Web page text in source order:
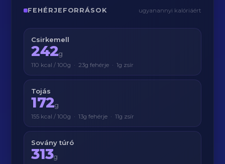
FEHÉRJEFORRÁSOK ugyanannyi kalóriáért
Csirkemell
242g
110 kcal / 100g · 23g fehérje · 1g zsír
Tojás
172g
155 kcal / 100g · 13g fehérje · 11g zsír
Sovány túró
313g